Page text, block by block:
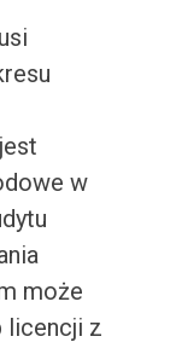
w
może
licencji z